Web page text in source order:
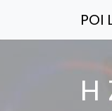
POI
H